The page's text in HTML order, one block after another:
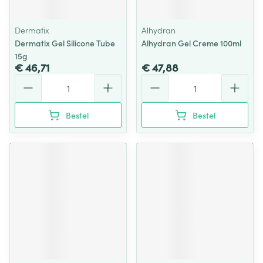
Dermatix
Dermatix Gel Silicone Tube
15g
€ 46,71
Bestel
Alhydran
Alhydran Gel Creme 100ml
€ 47,88
Bestel